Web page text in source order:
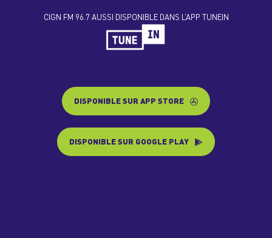
CIGN FM 96.7 AUSSI DISPONIBLE DANS L’APP TUNEIN
DISPONIBLE SUR APP STORE
DISPONIBLE SUR GOOGLE PLAY